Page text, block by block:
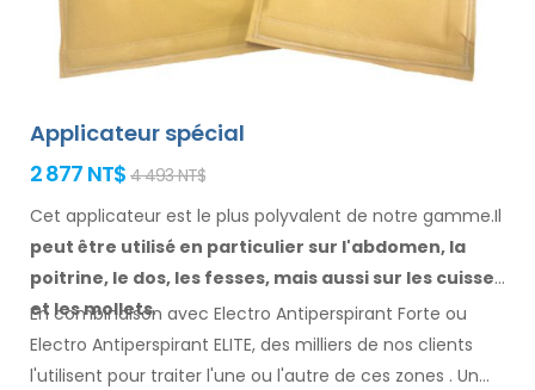
Applicateur spécial
2 877 NT$ 4 493 NT$
Cet applicateur est le plus polyvalent de notre gamme.Il
peut être utilisé en particulier sur l'abdomen, la
poitrine, le dos, les fesses, mais aussi sur les cuisses
et les mollets.
En combinaison avec Electro Antiperspirant Forte ou
Electro Antiperspirant ELITE, des milliers de nos clients
l'utilisent pour traiter l'une ou l'autre de ces zones . Un